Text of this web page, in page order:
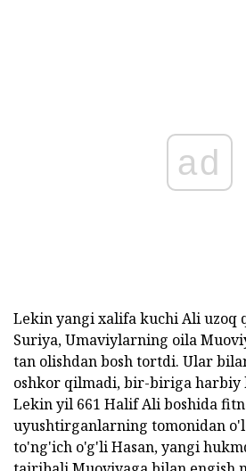
ad
Lekin yangi xalifa kuchi Ali uzoq
Suriya, Umaviylarning oila
tan olishdan bosh tortdi. Ular
oshkor qilmadi, bir-biriga harbiy
Lekin yil 661 Halif Ali boshida
uyushtirganlarning tomonidan
to'ng'ich o'g'li Hasan, yangi